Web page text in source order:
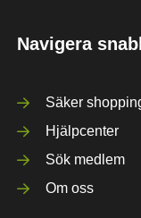
Navigera
Säker
Hjälpcenter
Sök medlem
Om oss